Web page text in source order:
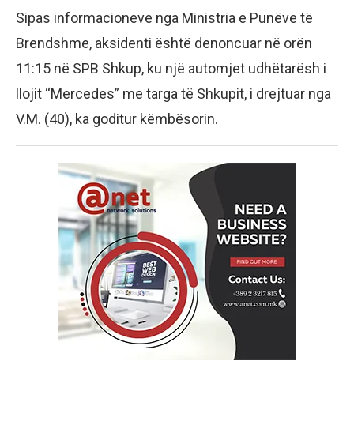
​Sipas informacioneve nga Ministria e Punëve të
Brendshme, aksidenti është denoncuar në orën
11:15 në SPB Shkup, ku një automjet udhëtarësh i
llojit “Mercedes” me targa të Shkupit, i drejtuar nga
V.M. (40), ka goditur këmbësorin.